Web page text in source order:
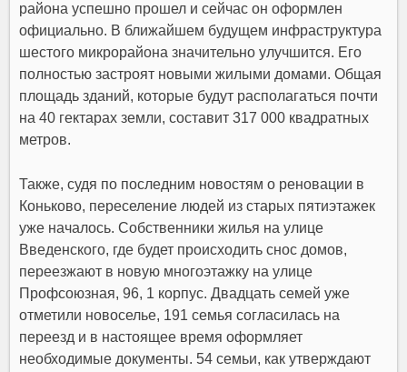
района успешно прошел и сейчас он оформлен
официально. В ближайшем будущем инфраструктура
шестого микрорайона значительно улучшится. Его
полностью застроят новыми жилыми домами. Общая
площадь зданий, которые будут располагаться почти
на 40 гектарах земли, составит 317 000 квадратных
метров.
Также, судя по последним новостям о реновации в
Коньково, переселение людей из старых пятиэтажек
уже началось. Собственники жилья на улице
Введенского, где будет происходить снос домов,
переезжают в новую многоэтажку на улице
Профсоюзная, 96, 1 корпус. Двадцать семей уже
отметили новоселье, 191 семья согласилась на
переезд и в настоящее время оформляет
необходимые документы. 54 семьи, как утверждают